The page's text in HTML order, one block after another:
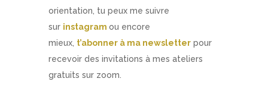
orientation, tu peux me suivre
sur instagram ou encore
mieux, t’abonner à ma newsletterpour
recevoir des invitations à mes ateliers
gratuits sur zoom.